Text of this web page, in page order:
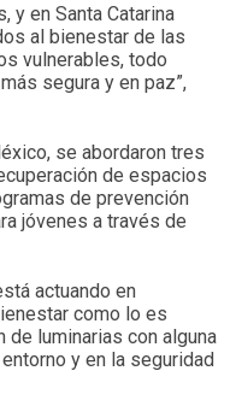
y en Santa Catarina
al bienestar de las
vulnerables, todo
segura y en paz”,
se abordaron tres
de espacios
de prevención
jóvenes a través de
actuando en
como lo es
de luminarias con alguna
y en la seguridad